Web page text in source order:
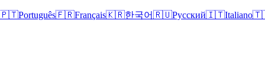
🇵🇹Português🇫🇷Français🇰🇷한국어🇷🇺Русский🇮🇹Italiano